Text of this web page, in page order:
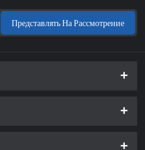
Представлять На Рассмотрение